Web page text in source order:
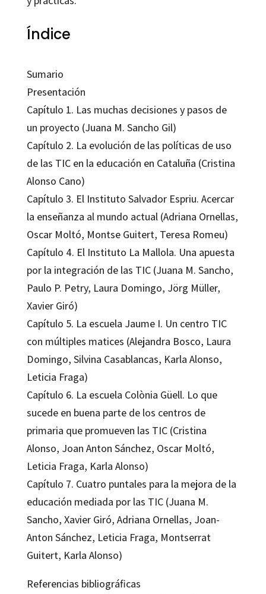
Índice
Sumario
Presentación
Capítulo 1. Las muchas decisiones y pasos de
un proyecto (Juana M. Sancho Gil)
Capítulo 2. La evolución de las políticas de uso
de las TIC en la educación en Cataluña (Cristina
Alonso Cano)
Capítulo 3. El Instituto Salvador Espriu. Acercar
la enseñanza al mundo actual (Adriana Ornellas,
Oscar Moltó, Montse Guitert, Teresa Romeu)
Capítulo 4. El Instituto La Mallola. Una apuesta
por la integración de las TIC (Juana M. Sancho,
Paulo P. Petry, Laura Domingo, Jörg Müller,
Xavier Giró)
Capítulo 5. La escuela Jaume I. Un centro TIC
con múltiples matices (Alejandra Bosco, Laura
Domingo, Silvina Casablancas, Karla Alonso,
Leticia Fraga)
Capítulo 6. La escuela Colònia Güell. Lo que
sucede en buena parte de los centros de
primaria que promueven las TIC (Cristina
Alonso, Joan Anton Sánchez, Oscar Moltó,
Leticia Fraga, Karla Alonso)
Capítulo 7. Cuatro puntales para la mejora de la
educación mediada por las TIC (Juana M.
Sancho, Xavier Giró, Adriana Ornellas, Joan-
Anton Sánchez, Leticia Fraga, Montserrat
Guitert, Karla Alonso)
Referencias bibliográficas